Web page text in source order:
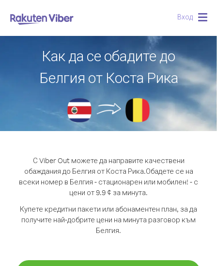
Вход
Как да се обадите до
Белгия от Коста Рика
С Viber Out можете да направите качествени
обаждания до Белгия от Коста Рика.Обадете се на
всеки номер в Белгия - стационарен или мобилен! - с
цени от 9.9 ¢ за минута.
Купете кредитни пакети или абонаментен план, за да
получите най-добрите цени на минута разговор към
Белгия.